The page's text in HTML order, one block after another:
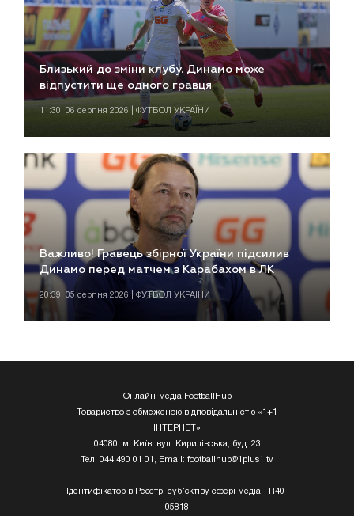
Близький до зміни клубу. Динамо може
відпустити ще одного гравця
11:30, 06 серпня 2026 | ФУТБОЛ УКРАЇНИ
Важливо! Гравець збірної України підсилив
Динамо перед матчем з Карабахом в ЛК
20:39, 05 серпня 2026 | ФУТБОЛ УКРАЇНИ
Онлайн-медіа FootballHub
Товариство з обмеженою відповідальністю «1+1
ІНТЕРНЕТ»
04080, м. Київ, вул. Кирилівська, буд. 23
Тел. 044 490 01 01, Email: footballhub@1plus1.tv
Ідентифікатор в Реєстрі суб’єктіву сфері медіа - R40-
05818